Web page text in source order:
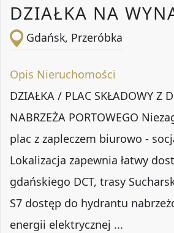
DZIAŁKA NA
Gdańsk, Przeróbka
Opis Nieruchomości
DZIAŁKA / PLAC SKŁADOWY Z
NABRZEŻA PORTOWEGO
plac z zapleczem biurowo -
Lokalizacja zapewnia łatwy
gdańskiego DCT, trasy
S7 dostęp do hydrantu
energii elektrycznej ...